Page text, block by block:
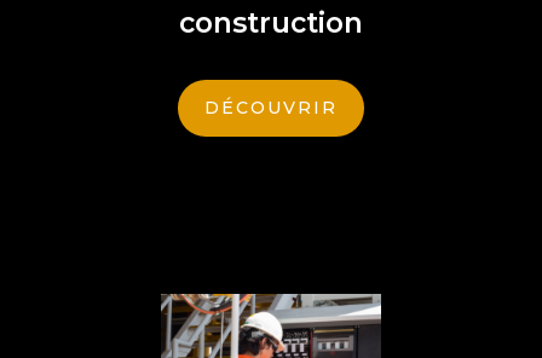
construction
DÉCOUVRIR